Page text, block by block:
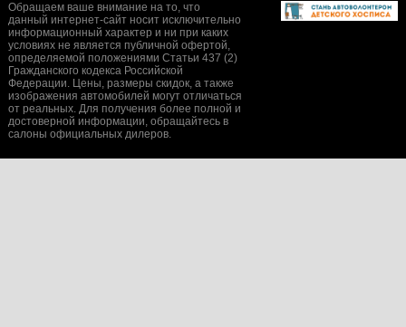
Обращаем ваше внимание на то, что
данный интернет-сайт носит исключительно
информационный характер и ни при каких
условиях не является публичной офертой,
определяемой положениями Статьи 437 (2)
Гражданского кодекса Российской
Федерации. Цены, размеры скидок, а также
изображения автомобилей могут отличаться
от реальных. Для получения более полной и
достоверной информации, обращайтесь в
салоны официальных дилеров.